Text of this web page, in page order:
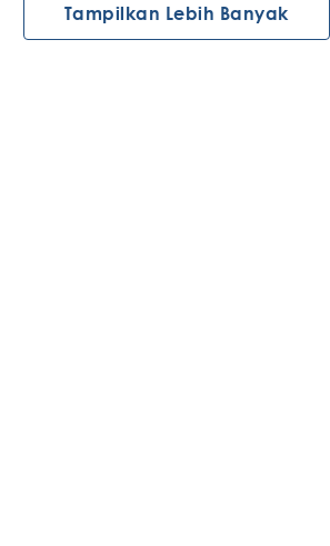
Tampilkan Lebih Banyak